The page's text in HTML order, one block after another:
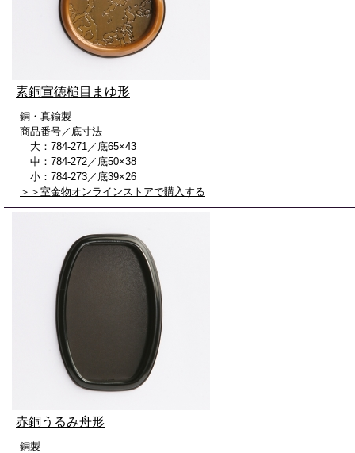
素銅宣徳槌目まゆ形
銅・真鍮製
商品番号／底寸法
大：784-271／底65×43
中：784-272／底50×38
小：784-273／底39×26
＞＞室金物オンラインストアで購入する
赤銅うるみ舟形
銅製